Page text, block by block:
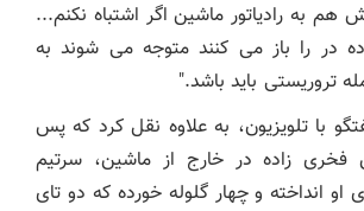
به رادیاتور ماشین اگر اشتباه نکنم...
در را باز می کنند متوجه می شوند به
تروریستی باید باشد."
با تلویزیون، به علاوه نقل کرد که پس
زاده در خارج از ماشین، سرتیم
انداخته و چهار گلوله خورده که دو تای